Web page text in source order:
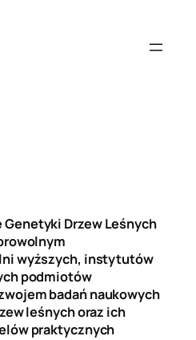
Drzew Leśnych
wyższych, instytutów
podmiotów
badań naukowych
leśnych oraz ich
praktycznych